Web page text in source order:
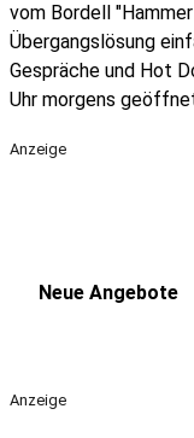
vom Bordell
Übergangslösung
Gespräche und Hot
Uhr morgens
Anzeige
Neue Angebote
Anzeige